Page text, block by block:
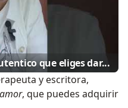
que eliges dar...
y escritora,
, que puedes adquirir